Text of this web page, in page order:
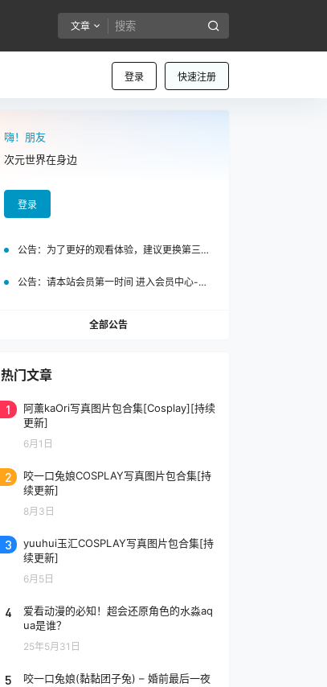
文章
登录 快速注册
嗨！朋友
次元世界在身边
登录
公告： 为了更好的观看体验，建议更换第三方浏览器访问泡面站
公告： 请本站会员第一时间 进入会员中心-我的设置中为您的账号绑定邮箱!
全部公告
热门文章
1
阿薰kaOri写真图片包合集[Cosplay][持续
更新]
6月1日
2
咬一口兔娘COSPLAY写真图片包合集[持
续更新]
8月3日
3
yuuhui玉汇COSPLAY写真图片包合集[持
续更新]
6月5日
4
爱看动漫的必知！超会还原角色的水淼aq
ua是谁？
25年5月31日
5
咬一口兔娘(黏黏团子兔) – 婚前最后一夜